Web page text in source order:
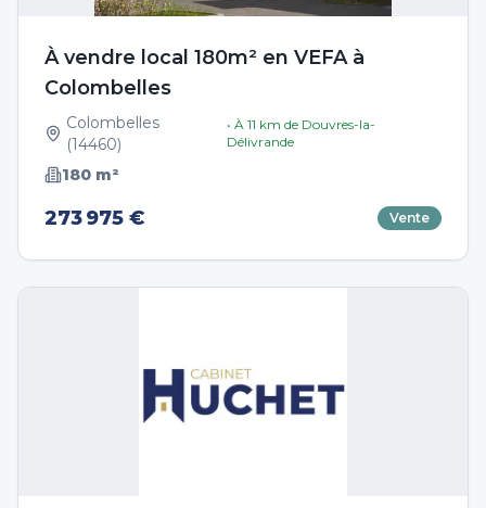
À vendre local 180m² en VEFA à
Colombelles
Colombelles
(14460)
• À11 km de Douvres-la-
Délivrande
180 m²
273 975 € Vente